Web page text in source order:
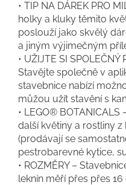
• TIP NA DÁREK PRO
holky a kluky těmito
poslouží jako skvělý
a jiným výjimečným
• UŽIJTE SI
Stavějte společně v
stavebnice nabízí
můžou užít stavění s
• LEGO®
další květiny a rostliny z
(prodávají se
pestrobarevné kytice,
• ROZMĚRY –
leknín měří přes přes